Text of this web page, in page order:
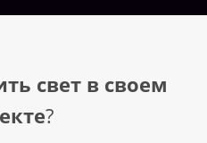
свет в своем
?